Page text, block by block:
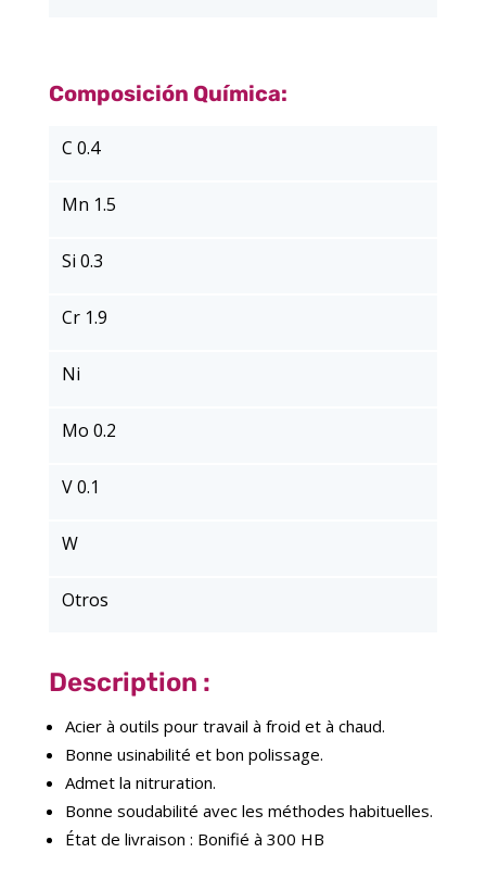
Composición Química:
C 0.4
Mn 1.5
Si 0.3
Cr 1.9
Ni
Mo 0.2
V 0.1
W
Otros
Description :
Acier à outils pour travail à froid et à chaud.
Bonne usinabilité et bon polissage.
Admet la nitruration.
Bonne soudabilité avec les méthodes habituelles.
État de livraison : Bonifié à 300 HB